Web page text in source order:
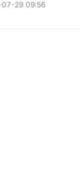
07-29 09:56